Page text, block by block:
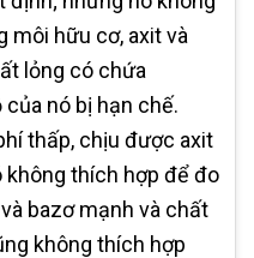
môi hữu cơ, axit và
lỏng có chứa
nó bị hạn chế.
thấp, chịu được axit
không thích hợp để đo
bazơ mạnh và chất
không thích hợp